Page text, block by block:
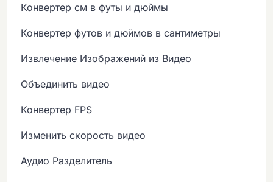
Конвертер см в футы и дюймы
Конвертер футов и дюймов в сантиметры
Извлечение Изображений из Видео
Объединить видео
Конвертер FPS
Изменить скорость видео
Аудио Разделитель